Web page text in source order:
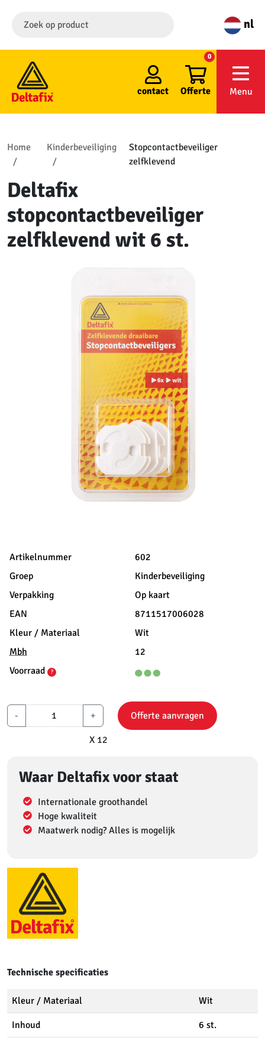
nl
contact Offerte
0
Menu
Home Kinderbeveiliging
Stopcontactbeveiliger
zelfklevend
Deltafix
stopcontactbeveiliger
zelfklevend wit 6 st.
Artikelnummer
602
Groep
Kinderbeveiliging
Verpakking
Op kaart
EAN
8711517006028
Kleur / Materiaal
Wit
Mbh
12
Voorraad
?
- +
X 12
Offerte aanvragen
Waar Deltafix voor staat
Internationale groothandel
Hoge kwaliteit
Maatwerk nodig? Alles is mogelijk
Technische specificaties
Kleur / Materiaal Wit
Inhoud 6 st.